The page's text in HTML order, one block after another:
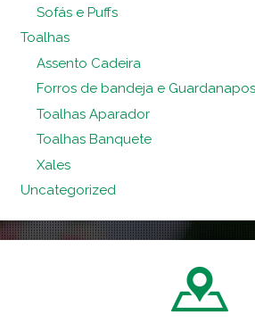
Sofás e Puffs
Toalhas
Assento Cadeira
Forros de bandeja e Guardanapos
Toalhas Aparador
Toalhas Banquete
Xales
Uncategorized